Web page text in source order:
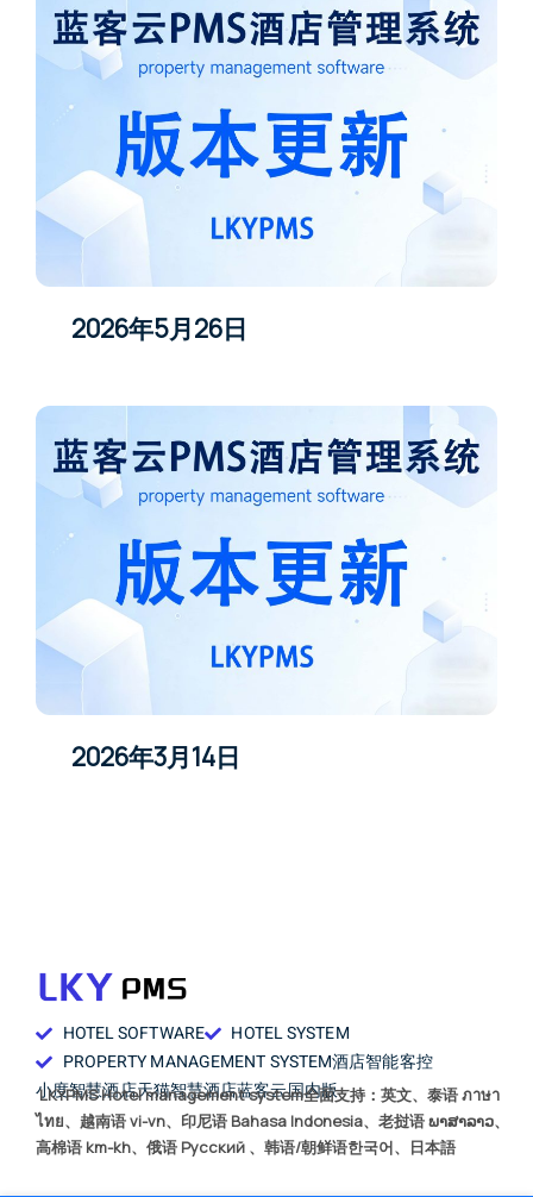
2026年5月26日
2026年3月14日
HOTEL SOFTWARE
HOTEL SYSTEM
PROPERTY MANAGEMENT SYSTEM酒店智能客控
小度智慧酒店天猫智慧酒店蓝客云国内版
LKYPMS Hotel management system全面支持：英文、泰语 ภาษา
ไทย、越南语 vi-vn、印尼语 Bahasa Indonesia、老挝语 ພາສາລາວ、
高棉语 km-kh、俄语 Русский 、韩语/朝鲜语한국어、日本語